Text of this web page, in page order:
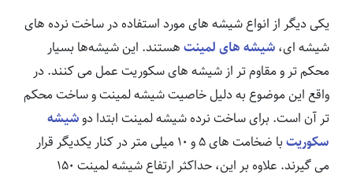
یکی دیگر از انواع شیشه های مورد استفاده در ساخت نرده های
شیشه ای،شیشه های لمینتهستند. این شیشه‌ها بسیار
محکم تر و مقاوم تر از شیشه های سکوریت عمل می کنند. در
واقع این موضوع به دلیل خاصیت شیشه لمینت و ساخت محکم
تر آن است. برای ساخت نرده شیشه لمینت ابتدا دوشیشه
سکوریت
با ضخامت های ۵ و ۱۰ میلی متر در کنار یکدیگر قرار
می گیرند. علاوه بر این، حداکثر ارتفاع شیشه لمینت ۱۵۰